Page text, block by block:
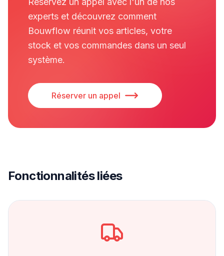
experts et découvrez comment
Bouwflow réunit vos articles, votre
stock et vos commandes dans un seul
système.
Réserver un appel
Fonctionnalités liées